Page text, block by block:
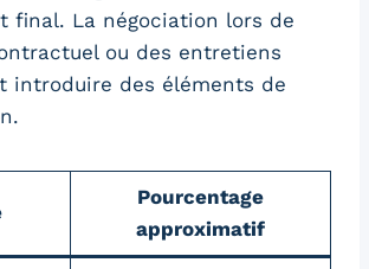
final. La négociation lors de
ou des entretiens
introduire des éléments de
Pourcentage
approximatif